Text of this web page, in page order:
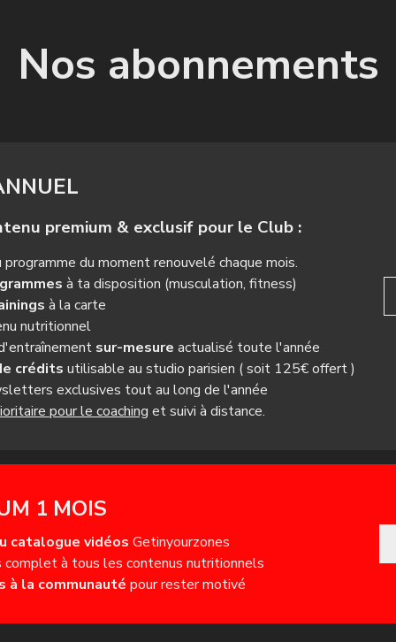
Nos abonnements
premium & exclusif pour le Club :
programme du moment renouvelé chaque mois.
à ta disposition (musculation, fitness)
à la carte
nutritionnel
sur-mesure actualisé toute l'année
crédits utilisable au studio parisien ( soit 125€ offert )
exclusives tout au long de l'année
pour le coaching et suivi à distance.
1 MOIS
catalogue vidéos Getinyourzones
complet à tous les contenus nutritionnels
à la communauté pour rester motivé